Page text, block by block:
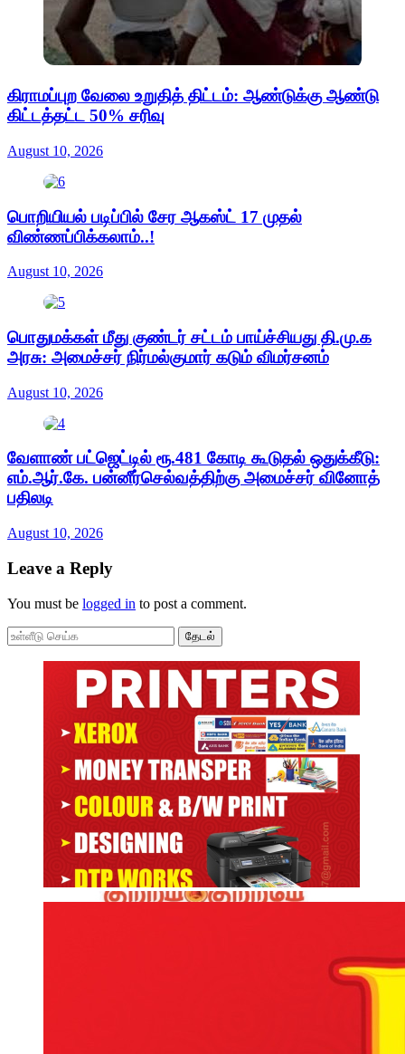
கிராமப்புற வேலை உறுதித் திட்டம்: ஆண்டுக்கு ஆண்டு
கிட்டத்தட்ட 50% சரிவு
August 10, 2026
பொறியியல் படிப்பில் சேர ஆகஸ்ட் 17 முதல்
விண்ணப்பிக்கலாம்..!
August 10, 2026
பொதுமக்கள் மீது குண்டர் சட்டம் பாய்ச்சியது தி.மு.க
அரசு: அமைச்சர் நிர்மல்குமார் கடும் விமர்சனம்
August 10, 2026
வேளாண் பட்ஜெட்டில் ரூ.481 கோடி கூடுதல் ஒதுக்கீடு:
எம்.ஆர்.கே. பன்னீர்செல்வத்திற்கு அமைச்சர் வினோத்
பதிலடி
August 10, 2026
Leave a Reply
You must be logged in to post a comment.
தேடல்